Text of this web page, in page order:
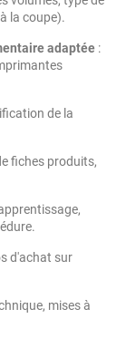
la coupe).
adaptée :
de la
fiches produits,
d'achat sur
mises à